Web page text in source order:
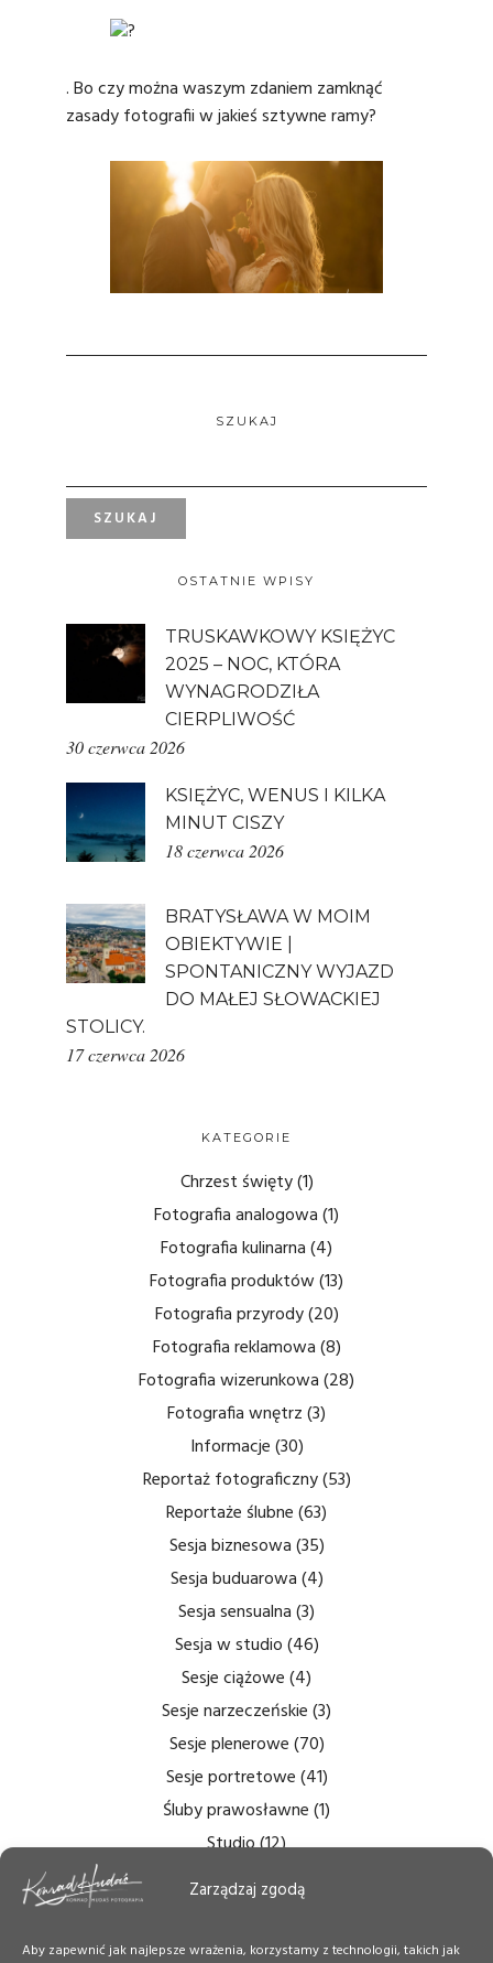
Zarządzaj zgodą
Aby zapewnić jak najlepsze wrażenia, korzystamy z technologii, takich jak
. Bo czy można waszym zdaniem zamknąć
zasady fotografii w jakieś sztywne ramy?
SZUKAJ
OSTATNIE WPISY
TRUSKAWKOWY KSIĘŻYC
2025 – NOC, KTÓRA
WYNAGRODZIŁA
CIERPLIWOŚĆ
30 czerwca 2026
KSIĘŻYC, WENUS I KILKA
MINUT CISZY
18 czerwca 2026
BRATYSŁAWA W MOIM
OBIEKTYWIE |
SPONTANICZNY WYJAZD
DO MAŁEJ SŁOWACKIEJ
STOLICY.
17 czerwca 2026
KATEGORIE
Chrzest święty(1)
Fotografia analogowa(1)
Fotografia kulinarna(4)
Fotografia produktów(13)
Fotografia przyrody(20)
Fotografia reklamowa(8)
Fotografia wizerunkowa(28)
Fotografia wnętrz(3)
Informacje(30)
Reportaż fotograficzny(53)
Reportaże ślubne(63)
Sesja biznesowa(35)
Sesja buduarowa(4)
Sesja sensualna(3)
Sesja w studio(46)
Sesje ciążowe(4)
Sesje narzeczeńskie(3)
Sesje plenerowe(70)
Sesje portretowe(41)
Śluby prawosławne(1)
Studio(12)
Zdjęcia bezcieniowe
Zdjęcia ślubne(14)